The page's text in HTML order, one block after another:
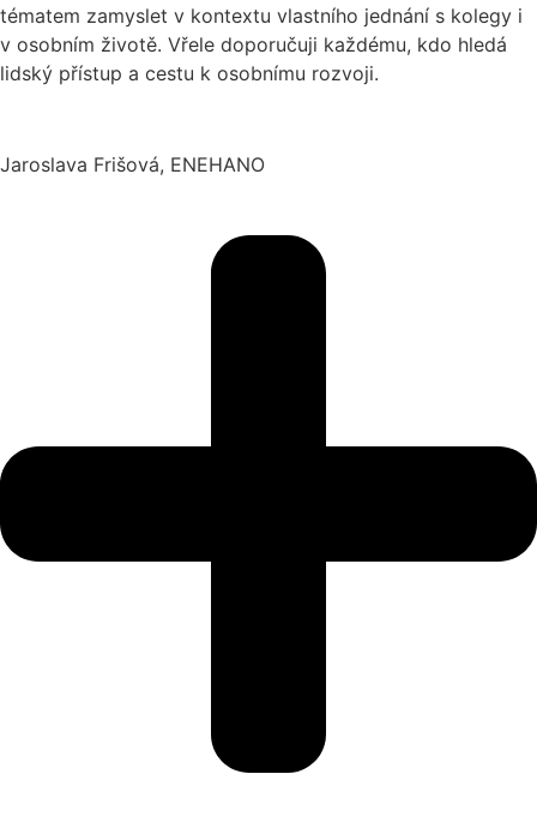
tématem zamyslet v kontextu vlastního jednání s kolegy i
v osobním životě. Vřele doporučuji každému, kdo hledá
lidský přístup a cestu k osobnímu rozvoji.
Jaroslava Frišová, ENEHANO